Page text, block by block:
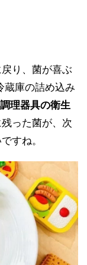
り、菌が喜ぶ
蔵庫の詰め込み
調理器具の衛生
った菌が、次
すね。